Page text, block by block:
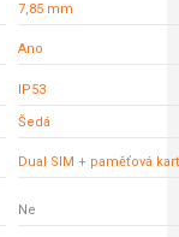
7,85 mm
Ano
IP53
Šedá
Dual SIM + paměťová
Ne